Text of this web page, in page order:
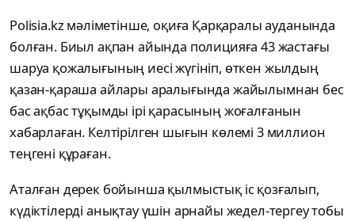
Polisia.kz мәліметінше, оқиға Қарқаралы ауданында
болған. Биыл ақпан айында полицияға 43 жастағы
шаруа қожалығының иесі жүгініп, өткен жылдың
қазан-қараша айлары аралығында жайылымнан бес
бас ақбас тұқымды ірі қарасының жоғалғанын
хабарлаған. Келтірілген шығын көлемі 3 миллион
теңгені құраған.
Аталған дерек бойынша қылмыстық іс қозғалып,
күдіктілерді анықтау үшін арнайы жедел-тергеу тобы